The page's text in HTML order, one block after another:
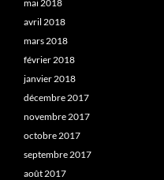
mai 2018
avril 2018
mars 2018
février 2018
janvier 2018
décembre 2017
novembre 2017
octobre 2017
septembre 2017
août 2017